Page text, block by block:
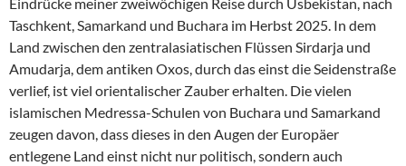
Taschkent, Samarkand und Buchara im Herbst 2025. In dem
Land zwischen den zentralasiatischen Flüssen Sirdarja und
Amudarja, dem antiken Oxos, durch das einst die Seidenstraße
verlief, ist viel orientalischer Zauber erhalten. Die vielen
islamischen Medressa-Schulen von Buchara und Samarkand
zeugen davon, dass dieses in den Augen der Europäer
entlegene Land einst nicht nur politisch, sondern auch